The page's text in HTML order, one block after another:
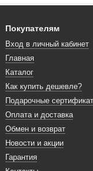
Покупателям
Вход в личный кабинет
Главная
Каталог
Как купить дешевле?
Подарочные
Оплата и доставка
Обмен и возврат
Новости и акции
Гарантия